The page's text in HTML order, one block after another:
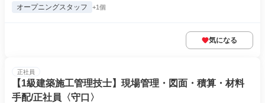
オープニングスタッフ +1個
気になる
正社員
【1級建築施工管理技士】現場管理・図面・積算・材料
手配/正社員〈守口〉